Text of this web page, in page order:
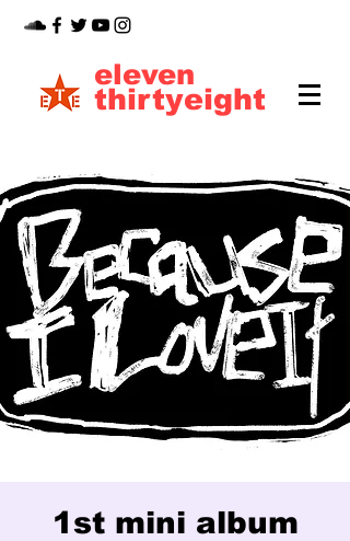
thirtyeight
eleven
1st mini album